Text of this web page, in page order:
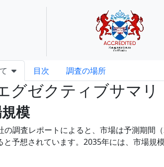
目次 調査の場所
グゼクティブサマリ
模
の調査レポートによると、市場は予測期
と予想されています。2035年には、市場規